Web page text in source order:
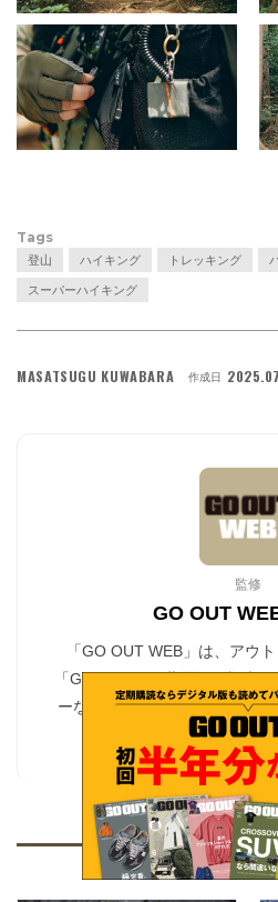
Tags
登山 ハイキング トレッキング
スーパーハイキング
MASATSUGU KUWABARA 作成日
監修
GO OUT
「GO OUT WEB」は、アウ
「GO OUT」の世界観を凝縮
ーな情報を毎日発信している
ルのNo.1ウェブマガジ
関連記